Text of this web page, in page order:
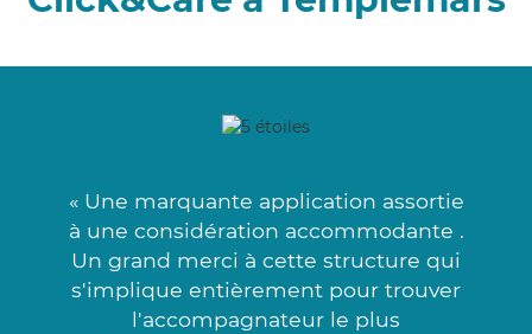
« Une marquante application assortie
à une considération accommodante .
Un grand merci à cette structure qui
s'implique entièrement pour trouver
l'accompagnateur le plus